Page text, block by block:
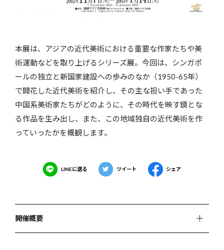
本展は、アジアの近代美術における重要な作家たちや美
術運動などを取り上げるシリーズ展。今回は、シンガポ
ールの独立と新国家建設への歩みのなか（1950-65年）
で開花した近代美術を紹介し、その主な担い手であった
中国系美術家たちがどのように、その時代を映す鏡とな
る作品を生み出し、また、この地域独自の近代美術を作
っていったかを概観します。
LINEに送る ツイート シェア
開催概要